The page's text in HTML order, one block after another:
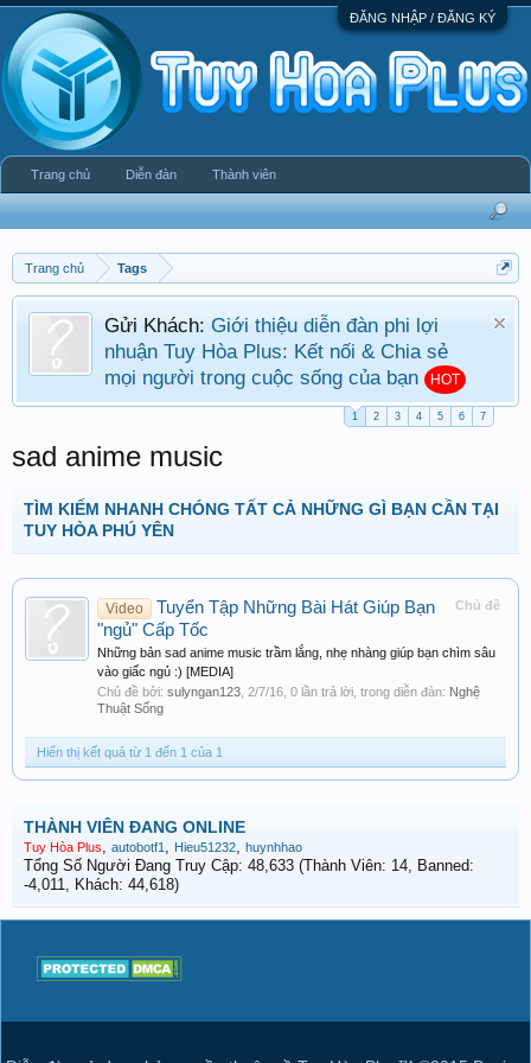
ĐĂNG NHẬP / ĐĂNG KÝ
Trang chủ Tags
Gửi Khách: Giới thiệu diễn đàn phi lợi
nhuận Tuy Hòa Plus: Kết nối & Chia sẻ
mọi người trong cuộc sống của bạn
HOT
1 2 3 4 5 6 7
sad anime music
TÌM KIẾM NHANH CHÓNG TẤT CẢ NHỮNG GÌ BẠN CẦN TẠI
TUY HÒA PHÚ YÊN
Chủ đề
Video
Tuyển Tập Những Bài Hát Giúp Bạn
"ngủ" Cấp Tốc
Những bản sad anime music trầm lắng, nhẹ nhàng giúp bạn chìm sâu
vào giấc ngủ :) [MEDIA]
Chủ đề bởi: sulyngan123 2/7/16 , 0 lần trả lời, trong diễn đàn: Nghệ
Thuật Sống
Hiển thị kết quả từ 1 đến 1 của 1
THÀNH VIÊN ĐANG ONLINE
Tuy Hòa Plus, autobotf1 , Hieu51232, huynhhao
Tổng Số Người Đang Truy Cập: 48,633 (Thành Viên: 14, Banned:
-4,011, Khách: 44,618)
Trang chủ Diễn đàn Thành viên